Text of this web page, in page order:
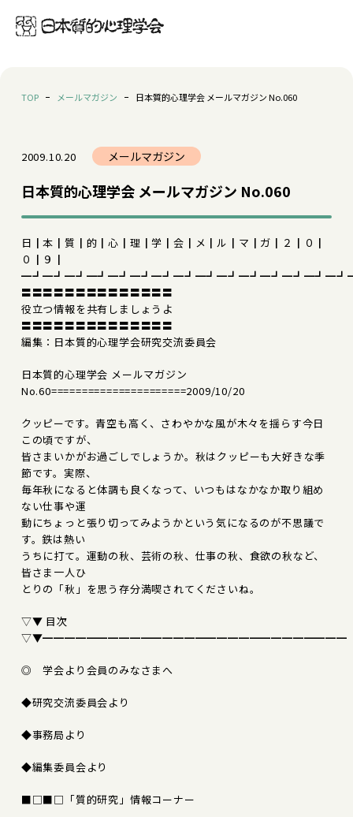
TOP メールマガジン 日本質的心理学会 メールマガジン No.060
2009.10.20 メールマガジン
日本質的心理学会 メールマガジン No.060
日┃本┃質┃的┃心┃理┃学┃会┃メ┃ル┃マ┃ガ┃２┃０┃
０┃９┃
〓〓〓〓〓〓〓〓〓〓〓〓〓〓
役立つ情報を共有しましょうよ
〓〓〓〓〓〓〓〓〓〓〓〓〓〓
編集：日本質的心理学会研究交流委員会
日本質的心理学会 メールマガジン
No.60======================2009/10/20
クッピーです。青空も高く、さわやかな風が木々を揺らす今日
この頃ですが、
皆さまいかがお過ごしでしょうか。秋はクッピーも大好きな季
節です。実際、
毎年秋になると体調も良くなって、いつもはなかなか取り組め
ない仕事や運
動にちょっと張り切ってみようかという気になるのが不思議で
す。鉄は熱い
うちに打て。運動の秋、芸術の秋、仕事の秋、食欲の秋など、
皆さま一人ひ
とりの「秋」を思う存分満喫されてくださいね。
▽▼ 目次
▽▼━━━━━━━━━━━━━━━━━━━━━━━━━━━━
◎ 学会より会員のみなさまへ
◆研究交流委員会より
◆事務局より
◆編集委員会より
■□■□「質的研究」情報コーナー